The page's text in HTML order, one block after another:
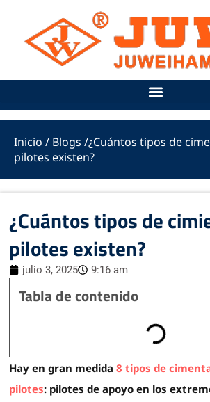
contenido
Inicio / Blogs /¿Cuántos tipos de
pilotes existen?
¿Cuántos tipos de
pilotes existen?
julio 3, 2025 9:16 am
Tabla de contenido
Hay en gran medida 8 tipos de
pilotes: pilotes de apoyo en los